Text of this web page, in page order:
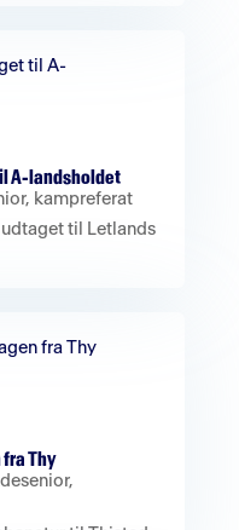
A-landsholdet
, kampreferat
udtaget til Letlands
Thy
,